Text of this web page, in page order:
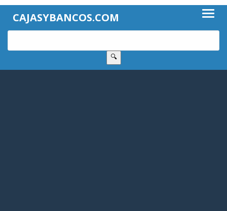
CAJASYBANCOS.COM
🔍